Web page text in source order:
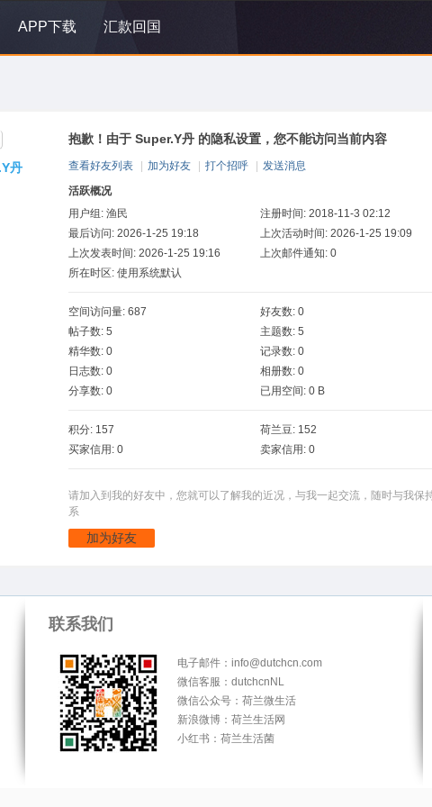
APP下载 汇款回国
丹
抱歉！由于 Super.Y丹 的隐私设置，您不能访问当前内容
查看好友列表 加为好友 打个招呼
发送消息
活跃概况
用户组: 渔民
注册时间: 2018-11-3 02:12
最后访问: 2026-1-25 19:18
上次活动时间: 2026-1-25 19:09
上次发表时间: 2026-1-25 19:16
上次邮件通知: 0
所在时区: 使用系统默认
空间访问量: 687
好友数: 0
帖子数: 5
主题数: 5
精华数: 0
记录数: 0
日志数: 0
相册数: 0
分享数: 0
已用空间: 0 B
积分: 157
荷兰豆: 152
买家信用: 0
卖家信用: 0
请加入到我的好友中，您就可以了解我的近况，与我一起交流，随时与我保
系
加为好友
联系我们
电子邮件：info@dutchcn.com
微信客服：dutchcnNL
微信公众号：荷兰微生活
新浪微博：荷兰生活网
小红书：荷兰生活菌